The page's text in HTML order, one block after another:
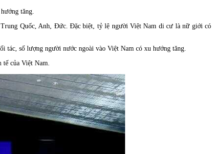
tăng.
Quốc, Anh, Đức. Đặc biệt, tỷ lệ người Việt Nam di cư là nữ giới có
tác, số lượng người nước ngoài vào Việt Nam có xu hướng tăng.
tế của Việt Nam.